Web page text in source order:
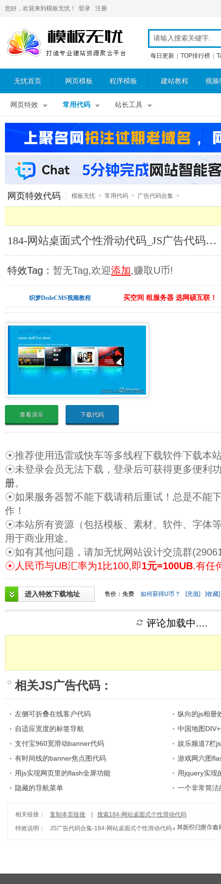
您好，欢迎来到模板无忧！ 登录 注册
每日更新 TOP排行榜
无忧首页 网页模板 程序模板 建站教程 视频
网页特效 常用代码 站长工具
网页特效代码 模板无忧 > 常用代码 > 广告代码合集 >
184-网站桌面式个性滑动代码_JS广告代码合集
特效Tag： 暂无Tag,欢迎添加,赚取U币!
织梦DedeCMS视频教程 买空间 租服务器 选网硕互联！
查看演示 下载代码
☉推荐使用迅雷或快车等多线程下载软件下载本
☉未登录会员无法下载，登录后可获得更多便利
册。
☉如果服务器暂不能下载请稍后重试！总是不能
作！
☉本站所有资源（包括模板、素材、软件、字体
用于商业用途。
☉如有其他问题，请加无忧网站设计交流群
☉人民币与UB汇率为1比100,即1元=100UB.有任
进入特效下载地址 售价：免费 如何获得U币？ [充值] [收藏]
评论加载中....
相关JS广告代码 ：
左侧可折叠在线客户代码
纵向的js相册
自适应宽度的标签导航
中国地图
支付宝960宽滑动banner代码
娱乐频道7栏
有时间线的banner焦点图代码
游戏网六图
用js实现网页里的flash全屏功能
用jquery实现
隐藏的导航菜单
一个非常简
相关链接： 复制本页链接
搜索184-网站桌面式个性滑动代码
特效说明：
JS广告代码合集-184-网站桌面式个性滑动代码